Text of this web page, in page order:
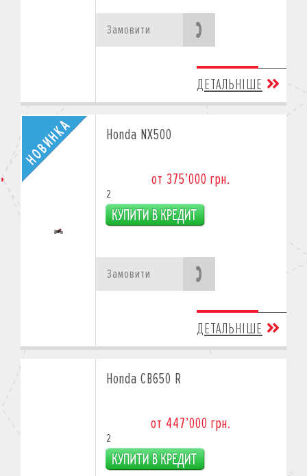
Замовити
ДЕТАЛЬНІШЕ
Honda NX500
от 375’000 грн.
2
Замовити
ДЕТАЛЬНІШЕ
Honda CB650 R
от 447’000 грн.
2